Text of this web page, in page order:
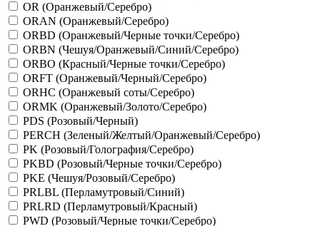
OR (Оранжевый/Серебро)
ORAN (Оранжевый/Серебро)
ORBD (Оранжевый/Черные точки/Серебро)
ORBN (Чешуя/Оранжевый/Синий/Серебро)
ORBO (Красный/Черные точки/Серебро)
ORFT (Оранжевый/Черный/Серебро)
ORHC (Оранжевый соты/Серебро)
ORMK (Оранжевый/Золото/Серебро)
PDS (Розовый/Черный)
PERCH (Зеленый/Желтый/Оранжевый/Серебро)
PK (Розовый/Голография/Серебро)
PKBD (Розовый/Черные точки/Серебро)
PKE (Чешуя/Розовый/Серебро)
PRLBL (Перламутровый/Синий)
PRLRD (Перламутровый/Красный)
PWD (Розовый/Черные точки/Серебро)